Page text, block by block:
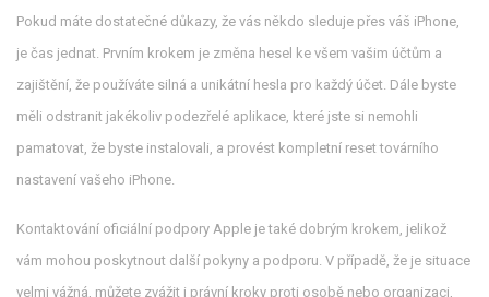
Pokud máte dostatečné důkazy, že vás někdo sleduje přes váš iPhone,
je čas jednat. Prvním krokem je změna hesel ke všem vašim účtům a
zajištění, že používáte silná a unikátní hesla pro každý účet. Dále byste
měli odstranit jakékoliv podezřelé aplikace, které jste si nemohli
pamatovat, že byste instalovali, a provést kompletní reset továrního
nastavení vašeho iPhone.
Kontaktování oficiální podpory Apple je také dobrým krokem, jelikož
vám mohou poskytnout další pokyny a podporu. V případě, že je situace
velmi vážná, můžete zvážit i právní kroky proti osobě nebo organizaci,